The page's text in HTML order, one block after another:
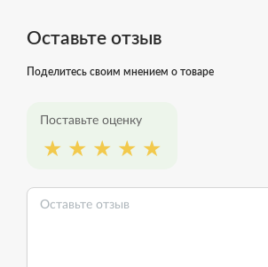
Оставьте отзыв
Поделитесь своим мнением о товаре
Поставьте оценку